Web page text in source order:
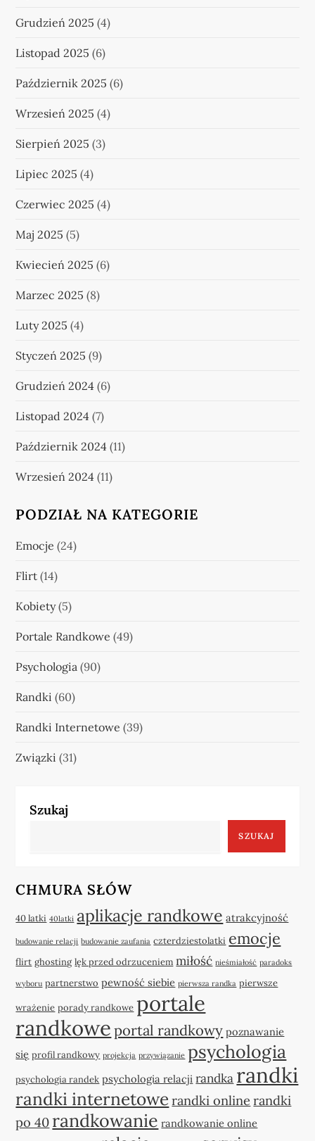
Grudzień 2025 (4)
Listopad 2025 (6)
Październik 2025 (6)
Wrzesień 2025 (4)
Sierpień 2025 (3)
Lipiec 2025 (4)
Czerwiec 2025 (4)
Maj 2025 (5)
Kwiecień 2025 (6)
Marzec 2025 (8)
Luty 2025 (4)
Styczeń 2025 (9)
Grudzień 2024 (6)
Listopad 2024 (7)
Październik 2024 (11)
Wrzesień 2024 (11)
PODZIAŁ NA KATEGORIE
Emocje (24)
Flirt (14)
Kobiety(5)
Portale Randkowe (49)
Psychologia (90)
Randki (60)
Randki Internetowe (39)
Związki (31)
Szukaj
SZUKAJ
CHMURA SŁÓW
40 latki 40latki aplikacje randkowe atrakcyjność
budowanie relacji budowanie zaufania czterdziestolatki emocje
flirt ghosting lęk przed odrzuceniem miłość nieśmiałość paradoks
wyboru partnerstwo pewność siebie pierwsza randka pierwsze
wrażenie porady randkowe portale
randkowe portal randkowy poznawanie
się profil randkowy projekcja przywiązanie psychologia
psychologia randek psychologia relacji randka randki
randki internetowe randki online randki
po 40 randkowanie randkowanie online